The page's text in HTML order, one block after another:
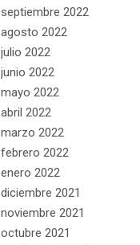
septiembre 2022
agosto 2022
julio 2022
junio 2022
mayo 2022
abril 2022
marzo 2022
febrero 2022
enero 2022
diciembre 2021
noviembre 2021
octubre 2021